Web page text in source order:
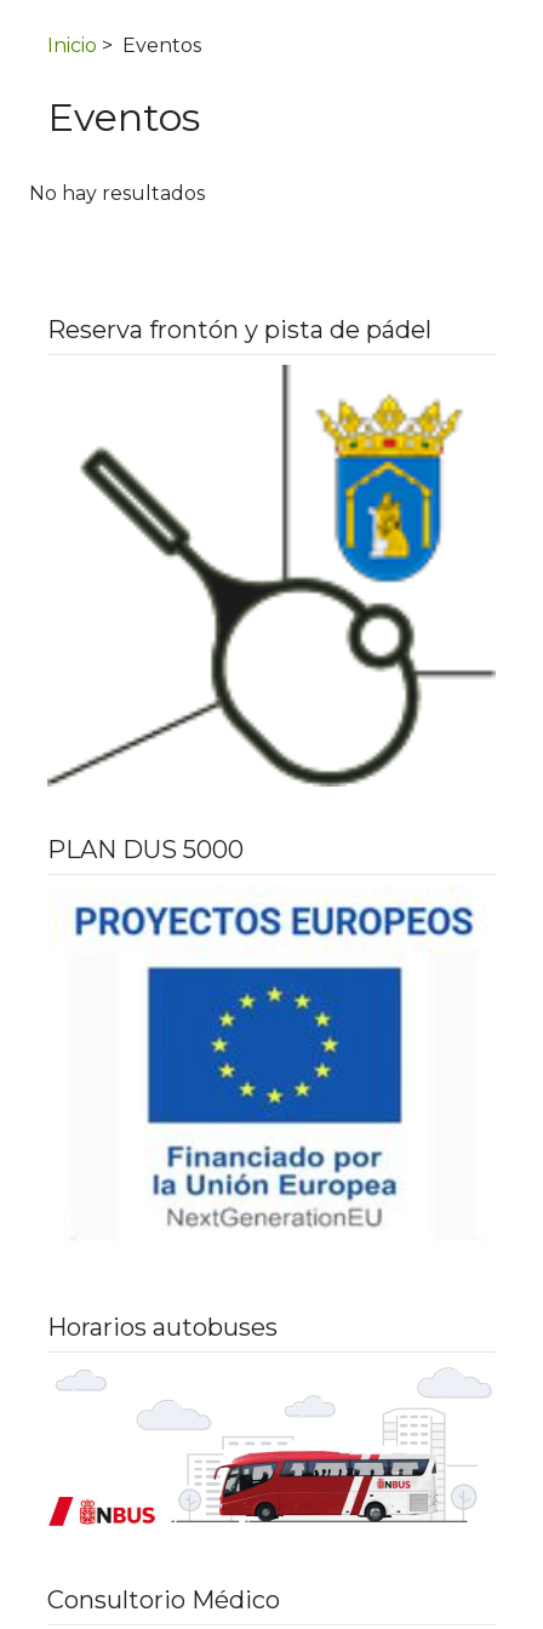
Inicio > Eventos
Eventos
No hay resultados
Reserva frontón y pista de pádel
PLAN DUS 5000
Horarios autobuses
Consultorio Médico